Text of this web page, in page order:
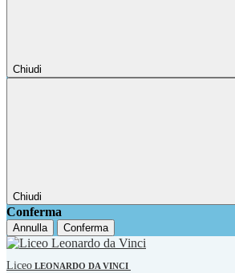
Chiudi
Chiudi
Conferma
Annulla Conferma
Liceo LEONARDO DA VINCI